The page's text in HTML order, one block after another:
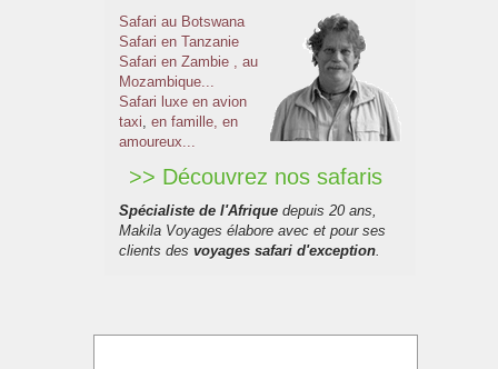
Safari au Botswana
Safari en Tanzanie
Safari en Zambie , au
Mozambique...
Safari luxe en avion
taxi, en famille, en
amoureux...
>> Découvrez nos safaris
Spécialiste de l'Afrique depuis 20 ans,
Makila Voyages élabore avec et pour ses
clients des voyages safari d'exception.